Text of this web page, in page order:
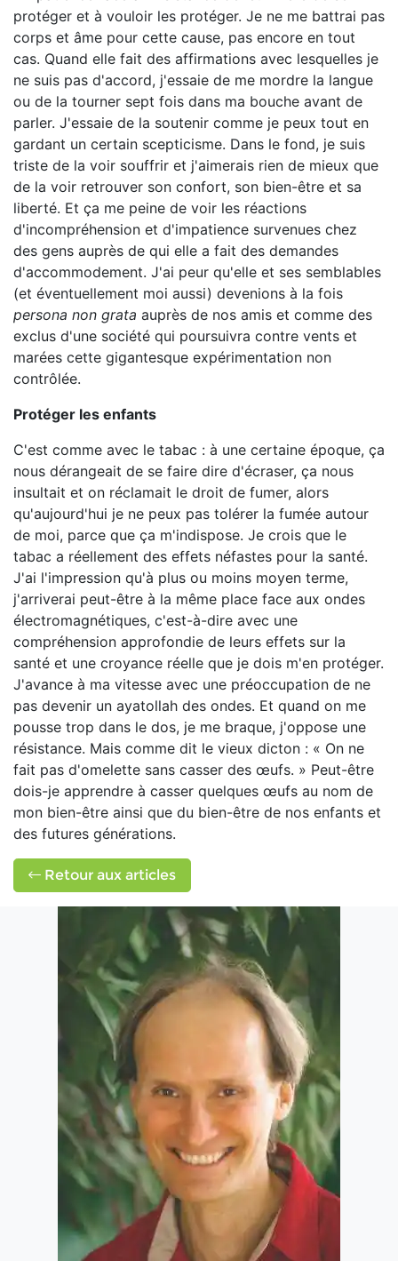
protéger et à vouloir les protéger. Je ne me battrai pas
corps et âme pour cette cause, pas encore en tout
cas. Quand elle fait des affirmations avec lesquelles je
ne suis pas d'accord, j'essaie de me mordre la langue
ou de la tourner sept fois dans ma bouche avant de
parler. J'essaie de la soutenir comme je peux tout en
gardant un certain scepticisme. Dans le fond, je suis
triste de la voir souffrir et j'aimerais rien de mieux que
de la voir retrouver son confort, son bien-être et sa
liberté. Et ça me peine de voir les réactions
d'incompréhension et d'impatience survenues chez
des gens auprès de qui elle a fait des demandes
d'accommodement. J'ai peur qu'elle et ses semblables
(et éventuellement moi aussi) devenions à la fois
persona non grata auprès de nos amis et comme des
exclus d'une société qui poursuivra contre vents et
marées cette gigantesque expérimentation non
contrôlée.
Protéger les enfants
C'est comme avec le tabac : à une certaine époque, ça
nous dérangeait de se faire dire d'écraser, ça nous
insultait et on réclamait le droit de fumer, alors
qu'aujourd'hui je ne peux pas tolérer la fumée autour
de moi, parce que ça m'indispose. Je crois que le
tabac a réellement des effets néfastes pour la santé.
J'ai l'impression qu'à plus ou moins moyen terme,
j'arriverai peut-être à la même place face aux ondes
électromagnétiques, c'est-à-dire avec une
compréhension approfondie de leurs effets sur la
santé et une croyance réelle que je dois m'en protéger.
J'avance à ma vitesse avec une préoccupation de ne
pas devenir un ayatollah des ondes. Et quand on me
pousse trop dans le dos, je me braque, j'oppose une
résistance. Mais comme dit le vieux dicton : « On ne
fait pas d'omelette sans casser des œufs. » Peut-être
dois-je apprendre à casser quelques œufs au nom de
mon bien-être ainsi que du bien-être de nos enfants et
des futures générations.
Retour aux articles